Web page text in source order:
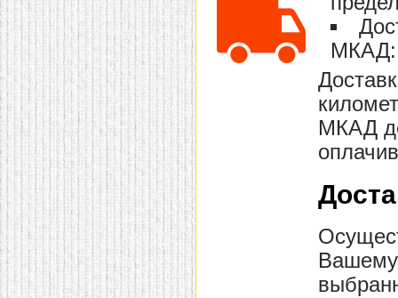
МКАД:
МКАД
Вашему